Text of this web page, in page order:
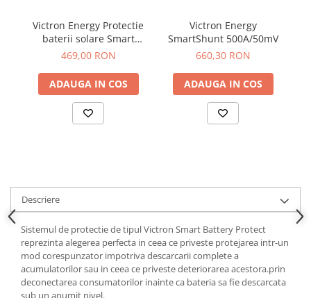
Victron Energy Protectie
baterii solare Smart
Battery Protect 12/24V
469,00 RON
ADAUGA IN COS
Victron Energy
SmartShunt 500A/50mV
660,30 RON
ADAUGA IN COS
Descriere
Sistemul de protectie de tipul Victron Smart Battery Protect
reprezinta alegerea perfecta in ceea ce priveste protejarea intr-un
mod corespunzator impotriva descarcarii complete a
acumulatorilor sau in ceea ce priveste deteriorarea acestora.prin
deconectarea consumatorilor inainte ca bateria sa fie descarcata
sub un anumit nivel.